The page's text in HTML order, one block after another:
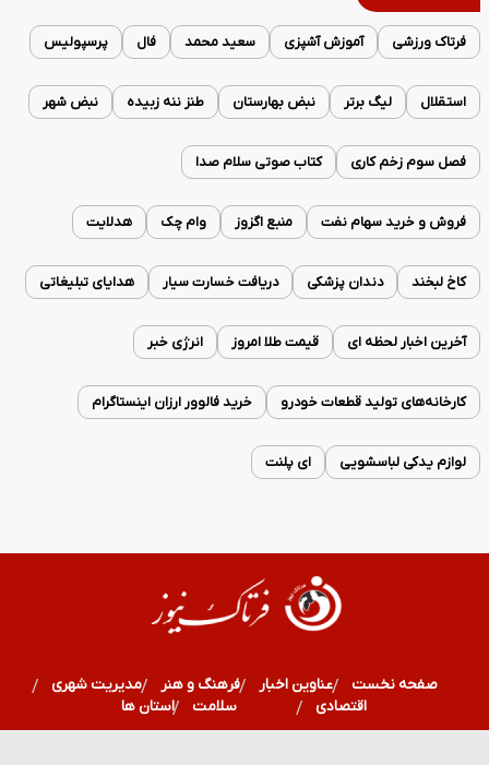
فرتاک ورزشی آموزش آشپزی سعید محمد فال پرسپولیس
استقلال لیگ برتر نبض بهارستان طنز ننه زبیده نبض شهر
فصل سوم زخم کاری کتاب صوتی سلام صدا
فروش و خرید سهام نفت منبع اگزوز وام چک هدلایت
کاخ لبخند دندان پزشکی دریافت خسارت سیار هدایای تبلیغاتی
آخرین اخبار لحظه ای قیمت طلا امروز انرژی خبر
کارخانه‌های تولید قطعات خودرو خرید فالوور ارزان اینستاگرام
لوازم یدکی لباسشویی ای پلنت
صفحه نخست عناوین اخبار فرهنگ و هنر
مدیریت شهری
اقتصادی
ورزشی سلامت استان ها